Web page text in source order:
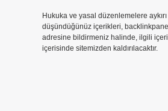
Hukuka ve yasal düzenlemelere
düşündüğünüz içerikleri,
adresine bildirmeniz halinde, ilgili
içerisinde sitemizden kaldırılacaktır.